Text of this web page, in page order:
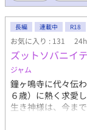
長編 連載中 R18
お気に入り : 131
ズットソバニイテ
ジャム
鐘ヶ鳴寺に代々伝
６歳）に熱く求愛
生き神様は、今ま
６歳で童貞のシア